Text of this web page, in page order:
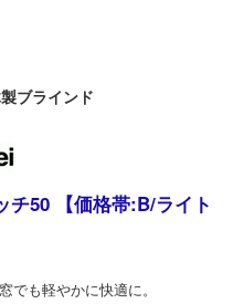
ブラインド
チ50 【価格帯:B/ライト
でも軽やかに快適に。